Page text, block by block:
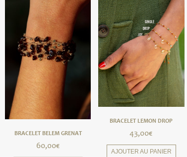
BRACELET BELEM GRENAT
60,00€
BRACELET LEMON DROP
43,00€
AJOUTER AU PANIER